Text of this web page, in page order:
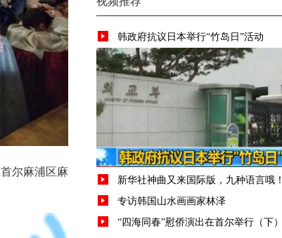
韩政府抗议日本举行“竹岛日”活动
新华社神曲又来国际版，九种语言哦！
专访韩国山水画画家林泽
“四海同春”慰侨演出在首尔举行（下）
尔麻浦区麻